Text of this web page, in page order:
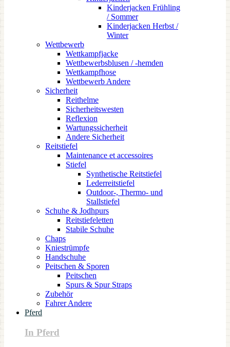
Kinderjacken Frühling
/ Sommer
Kinderjacken Herbst /
Winter
Wettbewerb
Wettkampfjacke
Wettbewerbsblusen / -hemden
Wettkampfhose
Wettbewerb Andere
Sicherheit
Reithelme
Sicherheitswesten
Reflexion
Wartungssicherheit
Andere Sicherheit
Reitstiefel
Maintenance et accessoires
Stiefel
Synthetische Reitstiefel
Lederreitstiefel
Outdoor-, Thermo- und
Stallstiefel
Schuhe & Jodhpurs
Reitstiefeletten
Stabile Schuhe
Chaps
Kniestrümpfe
Handschuhe
Peitschen & Sporen
Peitschen
Spurs & Spur Straps
Zubehör
Fahrer Andere
Pferd
In Pferd